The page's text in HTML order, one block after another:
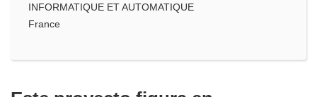
INFORMATIQUE ET AUTOMATIQUE
France